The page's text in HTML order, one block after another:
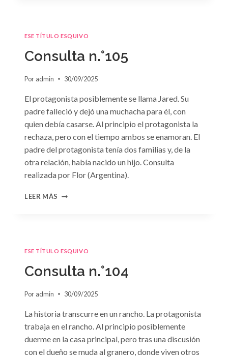
ESE TÍTULO ESQUIVO
Consulta n.°105
Por admin 30/09/2025
El protagonista posiblemente se llama Jared. Su
padre falleció y dejó una muchacha para él, con
quien debía casarse. Al principio el protagonista la
rechaza, pero con el tiempo ambos se enamoran. El
padre del protagonista tenía dos familias y, de la
otra relación, había nacido un hijo. Consulta
realizada por Flor (Argentina).
LEER MÁS CONSULTA
ESE TÍTULO ESQUIVO
Consulta n.°104
Por admin 30/09/2025
La historia transcurre en un rancho. La protagonista
trabaja en el rancho. Al principio posiblemente
duerme en la casa principal, pero tras una discusión
con el dueño se muda al granero, donde viven otros